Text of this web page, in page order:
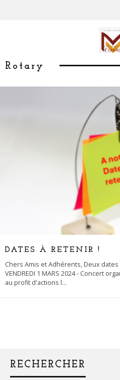
Rotary
DATES À RETENIR !
Chers Amis et Adhérents, Deux
VENDREDI 1 MARS 2024 - Concert
au profit d'actions l...
RECHERCHER